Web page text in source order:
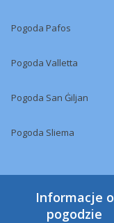
Pogoda Pafos
Pogoda Valletta
Pogoda San Ġiljan
Pogoda Sliema
Informacje o
pogodzie